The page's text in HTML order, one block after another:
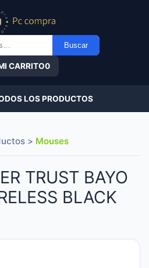
Buscar
CARRITO0
LOS PRODUCTOS
> Mouses
TRUST BAYO
BLACK